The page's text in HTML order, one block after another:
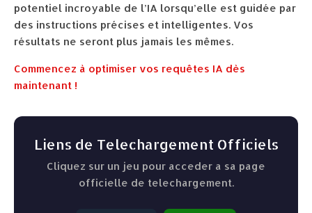
potentiel incroyable de l’IA lorsqu’elle est guidée par
des instructions précises et intelligentes. Vos
résultats ne seront plus jamais les mêmes.
Commencez à optimiser vos requêtes IA dès
maintenant !
Liens de Telechargement Officiels
Cliquez sur un jeu pour acceder a sa page
officielle de telechargement.